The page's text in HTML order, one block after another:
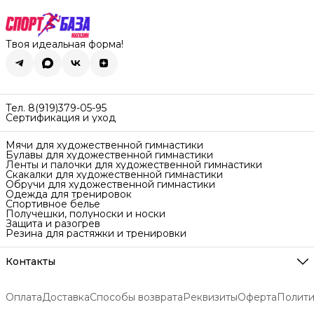
Твоя идеальная форма!
Тел. 8(919)379-05-95
Сертификация и уход
Мячи для художественной гимнастики
Булавы для художественной гимнастики
Ленты и палочки для художественной гимнастики
Скакалки для художественной гимнастики
Обручи для художественной гимнастики
Одежда для тренировок
Спортивное белье
Получешки, полуноски и носки
Защита и разогрев
Резина для растяжки и тренировки
Контакты
Телефон
ОплатаДоставкаСпособы возвратаРеквизитыОферта